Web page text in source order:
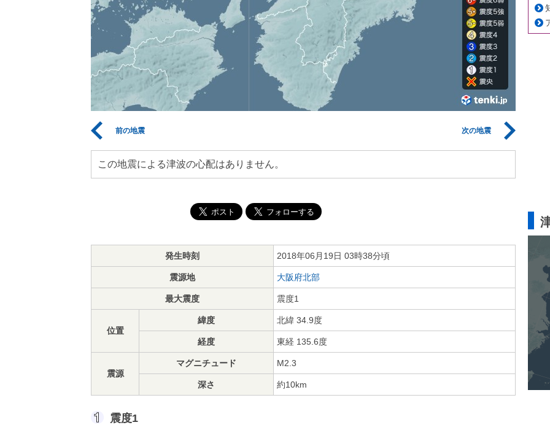
前の地震 次の地震
この地震による津波の心配はありません。
発生時刻 2018年06月19日 03時38分頃
震源地 大阪府北部
最大震度 震度1
位置
緯度 北緯 34.9度
経度 東経 135.6度
震源
マグニチュード M2.3
深さ 約10km
震度1